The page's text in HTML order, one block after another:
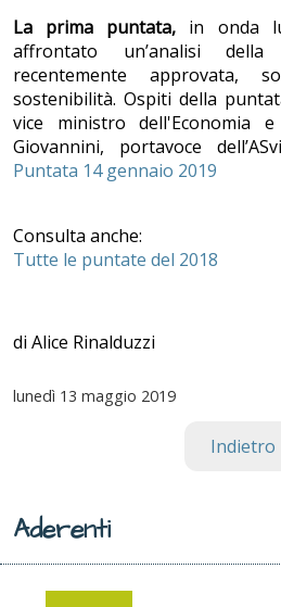
La prima puntata, in onda
affrontato un’analisi
recentemente
sostenibilità. Ospiti della
vice ministro dell'Economia
Giovannini, portavoce
Puntata 14 gennaio 2019
Consulta anche:
Tutte le puntate del 2018
di Alice Rinalduzzi
lunedì 13 maggio 2019
Indietro
Aderenti